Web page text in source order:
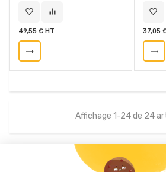
favorite_border equalizer
49,55 € HT
trending_flat
favorite_border
37,05
trending_flat
Affichage 1-24 de 24